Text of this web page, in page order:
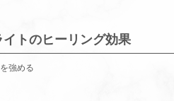
トのヒーリング効果
強める